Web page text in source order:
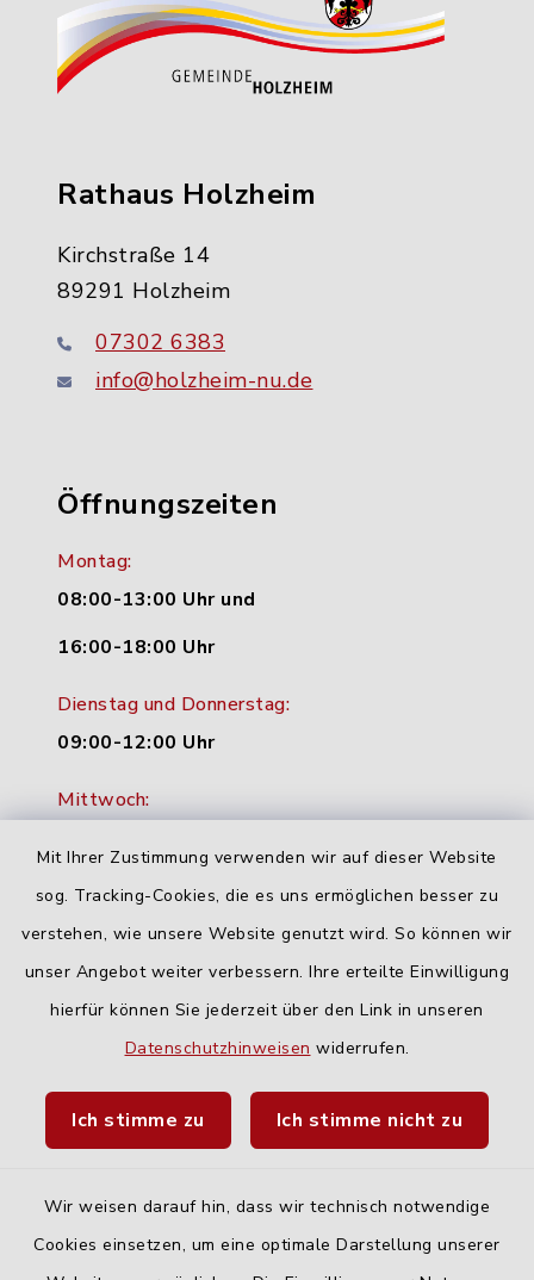
Mit Ihrer Zustimmung verwenden wir auf dieser Website
sog. Tracking-Cookies, die es uns ermöglichen besser zu
verstehen, wie unsere Website genutzt wird. So können wir
unser Angebot weiter verbessern. Ihre erteilte Einwilligung
hierfür können Sie jederzeit über den Link in unseren
Datenschutzhinweisen widerrufen.
Ich stimme zu Ich stimme nicht zu
Wir weisen darauf hin, dass wir technisch notwendige
Cookies einsetzen, um eine optimale Darstellung unserer
Rathaus Holzheim
Kirchstraße 14
89291 Holzheim
07302 6383
info@holzheim-nu.de
Öffnungszeiten
Montag:
08:00-13:00 Uhr und
16:00-18:00 Uhr
Dienstag und Donnerstag:
09:00-12:00 Uhr
Mittwoch:
Freitag:
geschlossen
Quicklinks
Fahrplanauskunft DING